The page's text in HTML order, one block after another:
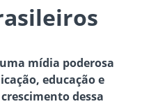
mídia poderosa
educação e
dessa